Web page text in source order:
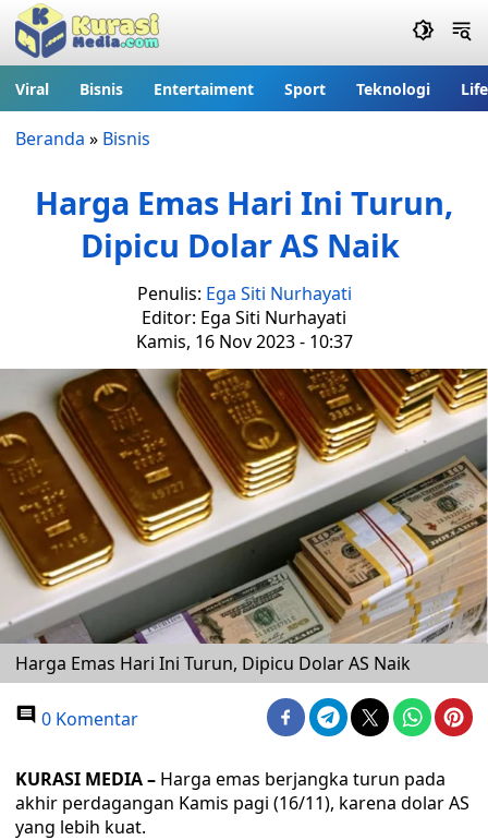
Viral Bisnis Entertaiment Sport Teknologi
Beranda » Bisnis
Harga Emas Hari Ini Turun,
Dipicu Dolar AS Naik
Penulis: Ega Siti Nurhayati
Editor: Ega Siti Nurhayati
Kamis, 16 Nov 2023 - 10:37
Harga Emas Hari Ini Turun, Dipicu Dolar AS Naik
0 Komentar
KURASI MEDIA – Harga emas berjangka turun pada
akhir perdagangan Kamis pagi (16/11), karena dolar AS
yang lebih kuat.